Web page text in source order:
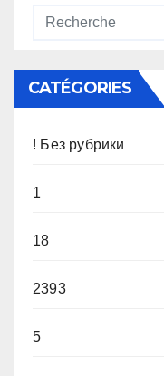
CATÉGORIES
! Без рубрики
1
18
2393
5